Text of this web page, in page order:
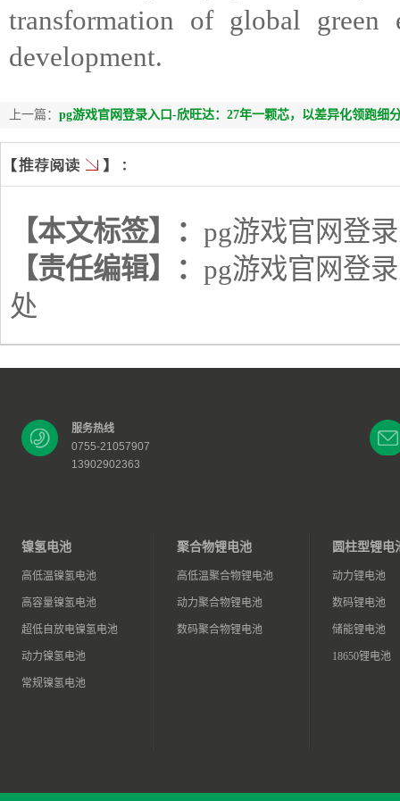
transformation of global green
development.
上一篇： pg游戏官网登录入口-欣旺达：27年一颗芯，以差异化领跑细
【本文标签】： pg游戏官网登
【责任编辑】： pg游戏官网登
处
服务热线
0755-21057907
13902902363
镍氢电池
高低温镍氢电池
高容量镍氢电池
超低自放电镍氢电池
动力镍氢电池
常规镍氢电池
聚合物锂电池
高低温聚合物锂电池
动力聚合物锂电池
数码聚合物锂电池
圆柱型锂电
动力锂电池
数码锂电池
储能锂电池
18650锂电池